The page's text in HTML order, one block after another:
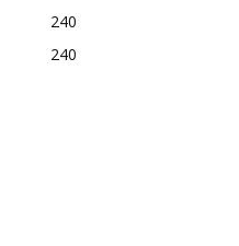
240
240